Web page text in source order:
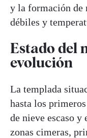
y la formación de
débiles y
Estado del
evolución
La templada
hasta los
de nieve escaso y
zonas cimeras,